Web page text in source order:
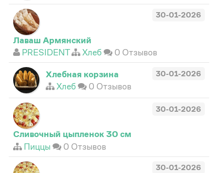
30-01-2026
Лаваш Армянский
PRESIDENT
Хлеб 0 Отзывов
30-01-2026
Хлебная корзина
Хлеб
0 Отзывов
30-01-2026
Сливочный цыпленок 30 см
Пиццы
0 Отзывов
30-01-2026